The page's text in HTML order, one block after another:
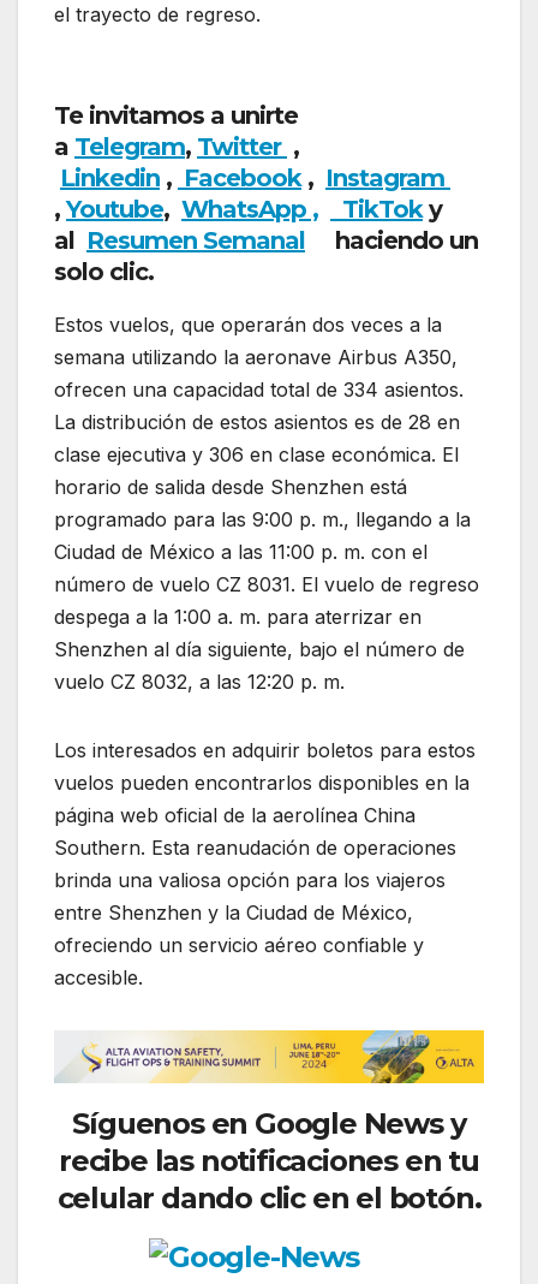
el trayecto de regreso.
Te invitamos a unirte
a Telegram, Twitter ,
Linkedin , Facebook, Instagram
,Youtube, WhatsApp , TikToky
al Resumen Semanal haciendo un
solo clic.
Estos vuelos, que operarán dos veces a la
semana utilizando la aeronave Airbus A350,
ofrecen una capacidad total de 334 asientos.
La distribución de estos asientos es de 28 en
clase ejecutiva y 306 en clase económica. El
horario de salida desde Shenzhen está
programado para las 9:00 p. m., llegando a la
Ciudad de México a las 11:00 p. m. con el
número de vuelo CZ 8031. El vuelo de regreso
despega a la 1:00 a. m. para aterrizar en
Shenzhen al día siguiente, bajo el número de
vuelo CZ 8032, a las 12:20 p. m.
Los interesados en adquirir boletos para estos
vuelos pueden encontrarlos disponibles en la
página web oficial de la aerolínea China
Southern. Esta reanudación de operaciones
brinda una valiosa opción para los viajeros
entre Shenzhen y la Ciudad de México,
ofreciendo un servicio aéreo confiable y
accesible.
Síguenos en Google News y
recibe las notificaciones en tu
celular dando clic en el botón.